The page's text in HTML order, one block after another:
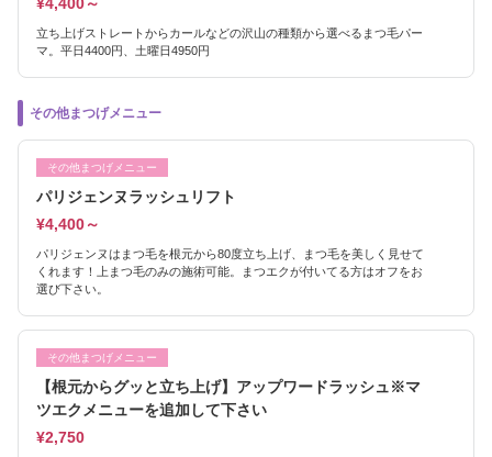
立ち上げストレートからカールなどの沢山の種類から選べるまつ毛パー
マ。平日4400円、土曜日4950円
その他まつげメニュー
その他まつげメニュー
パリジェンヌラッシュリフト
¥4,400～
パリジェンヌはまつ毛を根元から80度立ち上げ、まつ毛を美しく見せて
くれます！上まつ毛のみの施術可能。まつエクが付いてる方はオフをお
選び下さい。
その他まつげメニュー
【根元からグッと立ち上げ】アップワードラッシュ※マ
ツエクメニューを追加して下さい
¥2,750